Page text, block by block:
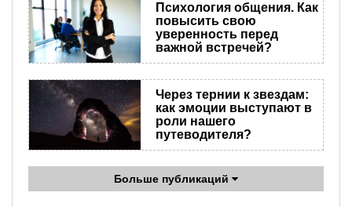
Психология общения. Как
повысить свою
уверенность перед
важной встречей?
Через тернии к звездам:
как эмоции выступают в
роли нашего
путеводителя?
Больше публикаций